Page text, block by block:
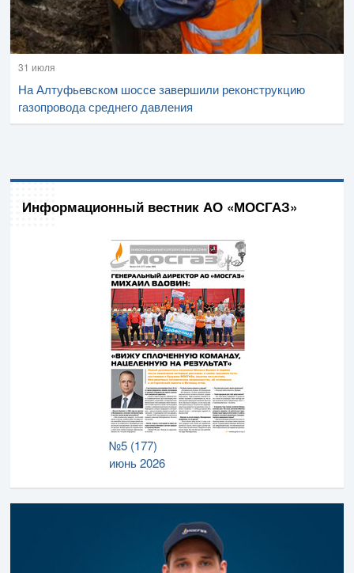
31 июля
На Алтуфьевском шоссе завершили реконструкцию
газопровода среднего давления
Информационный вестник АО «МОСГАЗ»
№5 (177)
июнь 2026